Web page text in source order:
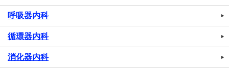
呼吸器内科
循環器内科
消化器内科